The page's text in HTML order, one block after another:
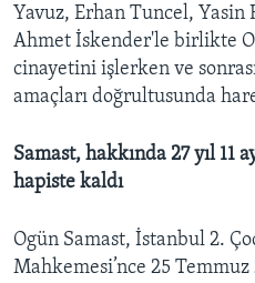
Yavuz, Erhan Tuncel, Yasin
Ahmet İskender'le birlikte
cinayetini işlerken ve
amaçları doğrultusunda
Samast, hakkında 27 yıl 11
hapiste kaldı
Ogün Samast, İstanbul 2.
Mahkemesi’nce 25